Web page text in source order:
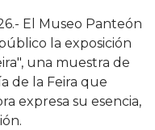
El Museo Panteón
la exposición
una muestra de
de la Feira que
expresa su esencia,